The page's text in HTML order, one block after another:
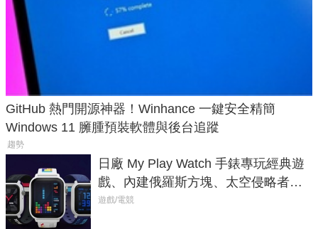
GitHub 熱門開源神器！Winhance 一鍵安全精簡
Windows 11 臃腫預裝軟體與後台追蹤
趨勢
日廠 My Play Watch 手錶專玩經典遊
戲、內建俄羅斯方塊、太空侵略者，
不過竟然不能連手機？
遊戲/電競